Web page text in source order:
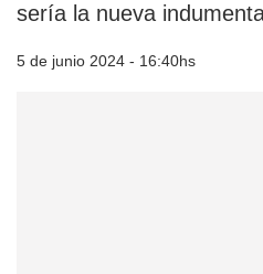
sería la nueva
5 de junio 2024 - 16:40hs